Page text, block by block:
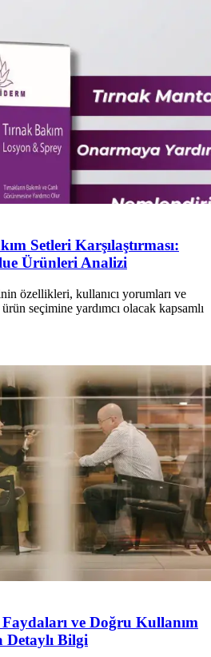
Setleri Karşılaştırması:
Ürünleri Analizi
özellikleri, kullanıcı yorumları ve
seçimine yardımcı olacak kapsamlı
ve Doğru Kullanım
Detaylı Bilgi